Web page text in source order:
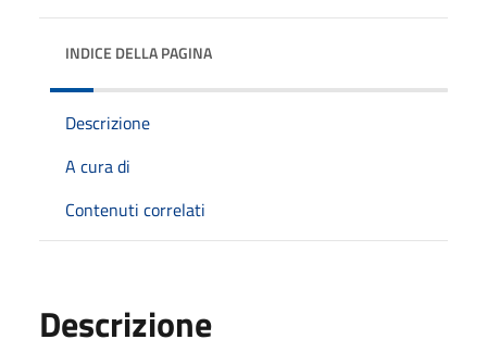
INDICE DELLA PAGINA
Descrizione
A cura di
Contenuti correlati
Descrizione